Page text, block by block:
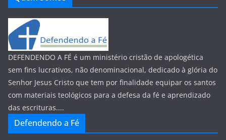
DEFENDENDO A FÉ é um ministério cristão de apologética
sem fins lucrativos, não denominacional, dedicado à glória do
Senhor Jesus Cristo que tem por finalidade equipar os santos
com materiais teológicos para a defesa da fé e aprendizado
das escrituras....
Defendendo a Fé